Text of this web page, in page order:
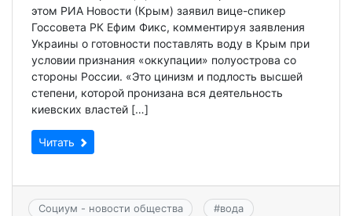
этом РИА Новости (Крым) заявил вице-спикер
Госсовета РК Ефим Фикс, комментируя заявления
Украины о готовности поставлять воду в Крым при
условии признания «оккупации» полуострова со
стороны России. «Это цинизм и подлость высшей
степени, которой пронизана вся деятельность
киевских властей […]
Читать
Социум - новости общества #вода